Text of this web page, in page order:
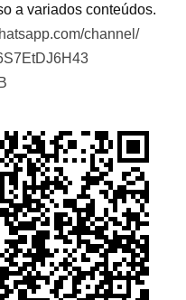
a variados conteúdos.
channel/